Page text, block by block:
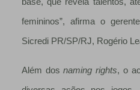
femininos”, afirma o
Sicredi PR/SP/RJ, Rogério
Além dosnaming rights, o